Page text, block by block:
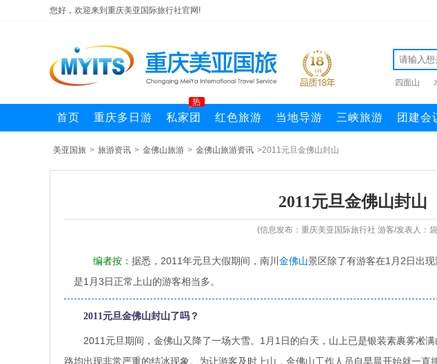
您好，欢迎来到重庆美亚国际旅行社官网!
四面山
首页 重庆多日游 私家团
热
红色旅游 当地导游 三峡旅游 团建会
美亚国旅 > 旅游资讯 > 金佛山旅游 > 金佛山旅游资讯 >2011元旦金佛山封山
2011元旦金佛山封山
(信息发布：重庆美亚国际旅行社 游客/发表人：
编者按： 据悉，2011年元旦大假期间，南川 金佛山景区除了有游客在1月2日出
是1月3日正常上山的游客相当多。
2011元旦金佛山封山了吗？
2011元旦期间，金佛山又降了一场大雪。1月1日的白天，山上已是银装素裹雾凇
路均出现非常严重的结冰现象。为让游客及时上山，金佛山工作人员自早晨开始就一